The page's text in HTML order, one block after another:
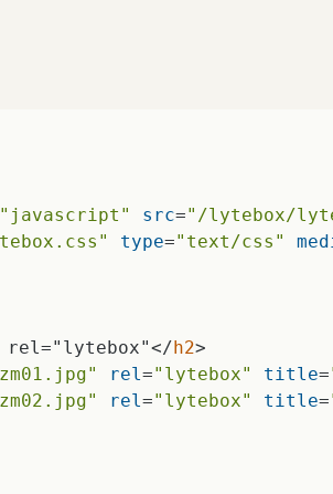
"javascript" src="/lytebox/
type="text/css"
：rel="lytebox"</h2>
rel="lytebox" title=
rel="lytebox" title=